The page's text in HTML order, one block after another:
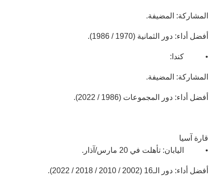
المشاركة: المضيفة.
أفضل أداء: دور الثمانية (1970 / 1986).
• كندا:
المشاركة: المضيفة.
أفضل أداء: دور المجموعات (1986 / 2022).
قارة آسيا
• اليابان: تأهلت في 20 مارس/آذار.
أفضل أداء: دور الـ16 (2002 / 2010 / 2018 / 2022).